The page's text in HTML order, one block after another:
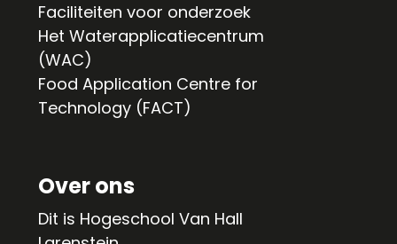
Faciliteiten voor onderzoek
Het Waterapplicatiecentrum
(WAC)
Food Application Centre for
Technology (FACT)
Over ons
Dit is Hogeschool Van Hall